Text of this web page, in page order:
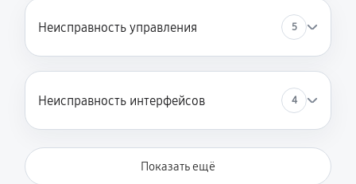
Неисправность управления 5
Неисправность интерфейсов 4
Показать ещё